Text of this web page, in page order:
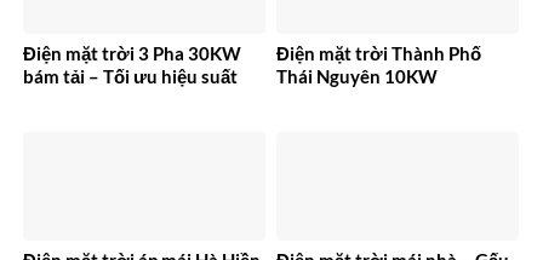
Điện mặt trời 3 Pha 30KW
bám tải – Tối ưu hiệu suất
Điện mặt trời Thành Phố
Thái Nguyên 10KW